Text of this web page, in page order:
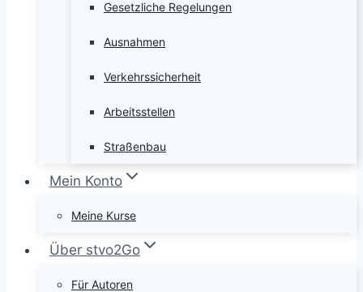
Gesetzliche Regelungen
Ausnahmen
Verkehrssicherheit
Arbeitsstellen
Straßenbau
Mein Konto
Meine Kurse
Über stvo2Go
Für Autoren